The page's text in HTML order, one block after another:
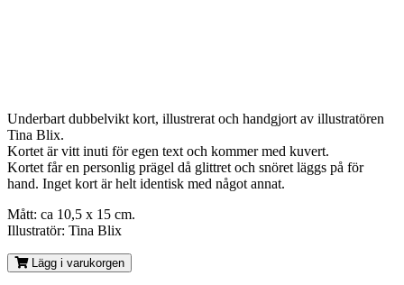
Underbart dubbelvikt kort, illustrerat och handgjort av illustratören
Tina Blix.
Kortet är vitt inuti för egen text och kommer med kuvert.
Kortet får en personlig prägel då glittret och snöret läggs på för
hand. Inget kort är helt identisk med något annat.
Mått: ca 10,5 x 15 cm.
Illustratör: Tina Blix
Lägg i varukorgen